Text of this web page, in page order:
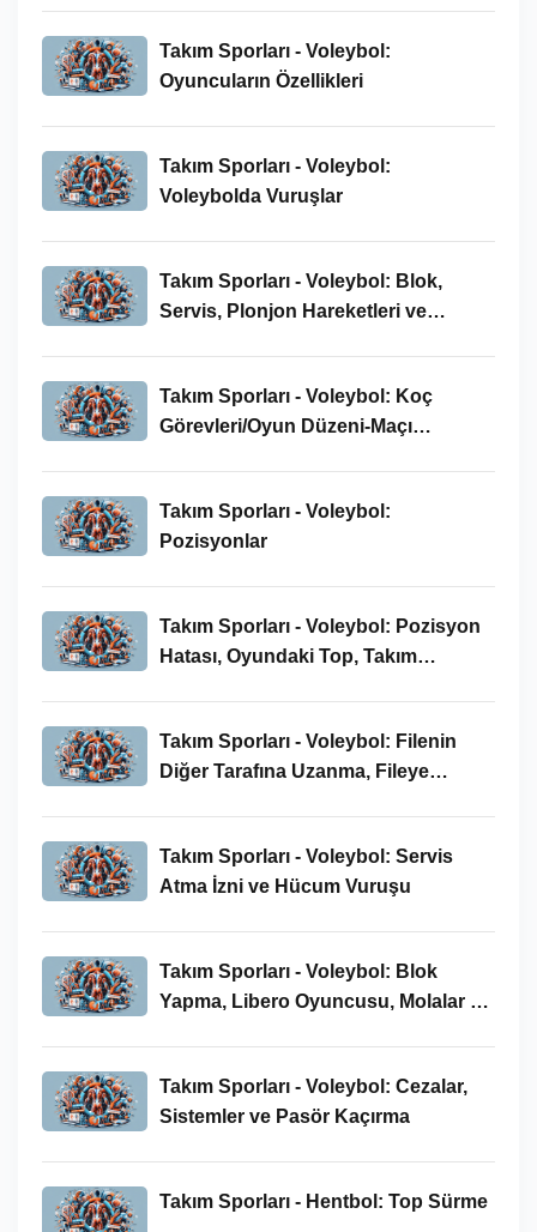
Takım Sporları - Voleybol:
Oyuncuların Özellikleri
Takım Sporları - Voleybol:
Voleybolda Vuruşlar
Takım Sporları - Voleybol: Blok,
Servis, Plonjon Hareketleri ve
Takım Sporları - Voleybol: Koç
Görevleri/Oyun Düzeni-Maçı
Takım Sporları - Voleybol:
Pozisyonlar
Takım Sporları - Voleybol: Pozisyon
Hatası, Oyundaki Top, Takım
Takım Sporları - Voleybol: Filenin
Diğer Tarafına Uzanma, Fileye
Takım Sporları - Voleybol: Servis
Atma İzni ve Hücum Vuruşu
Takım Sporları - Voleybol: Blok
Yapma, Libero Oyuncusu, Molalar ve
Takım Sporları - Voleybol: Cezalar,
Sistemler ve Pasör Kaçırma
Takım Sporları - Hentbol: Top Sürme